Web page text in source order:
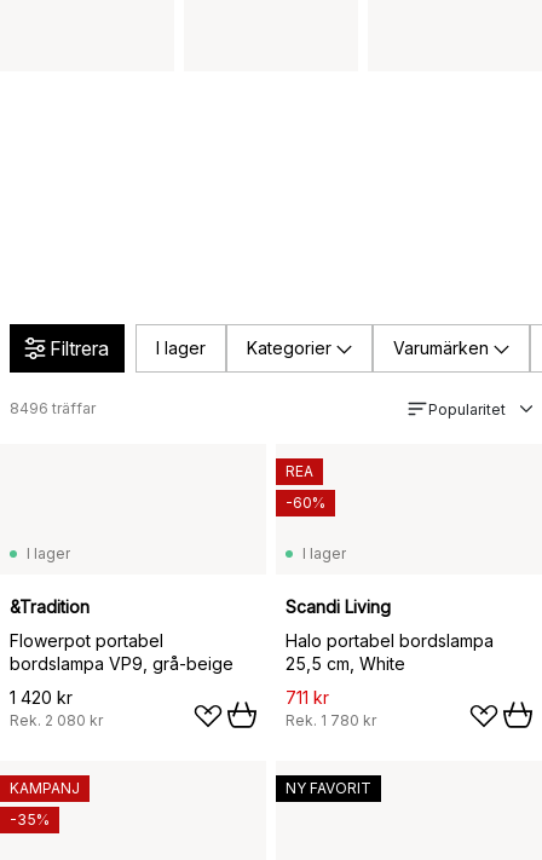
Filtrera I lager Kategorier Varumärken
8496 träffar Popularitet
I lager
&Tradition
Flowerpot portabel
bordslampa VP9, grå-beige
1 420 kr
Rek. 2 080 kr
I lager
Scandi Living
Halo portabel bordslampa
25,5 cm, White
711 kr
Rek. 1 780 kr
REA
-60%
KAMPANJ
-35%
NY FAVORIT